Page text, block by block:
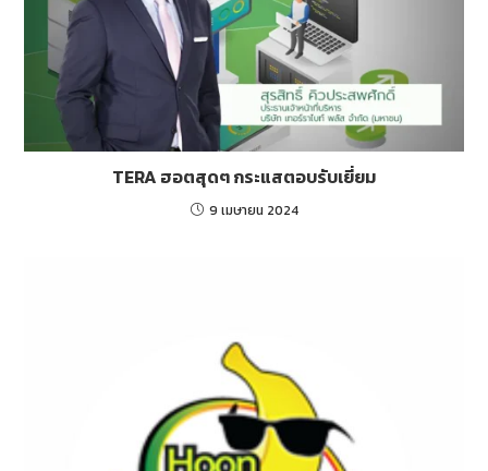
TERA ฮอตสุดๆ กระแสตอบรับเยี่ยม
9 เมษายน 2024